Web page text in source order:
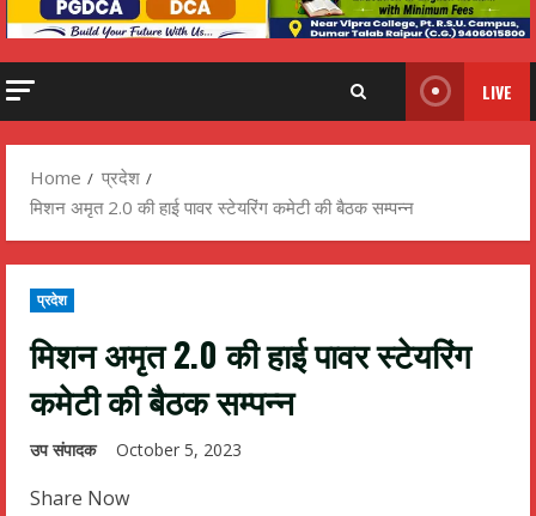
LIVE
Home
प्रदेश
मिशन अमृत 2.0 की हाई पावर स्टेयरिंग कमेटी की बैठक सम्पन्न
प्रदेश
मिशन अमृत 2.0 की हाई पावर स्टेयरिंग
कमेटी की बैठक सम्पन्न
उप संपादक October 5, 2023
Share Now